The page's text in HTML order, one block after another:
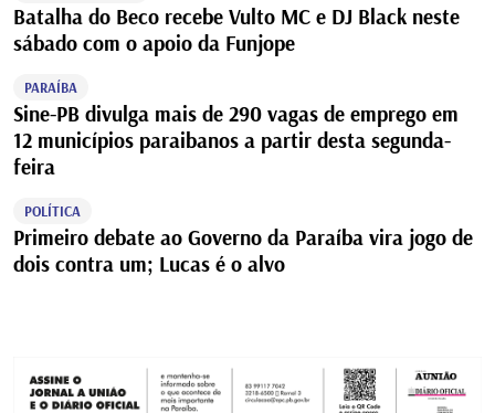
Batalha do Beco recebe Vulto MC e DJ Black neste
sábado com o apoio da Funjope
PARAÍBA
Sine-PB divulga mais de 290 vagas de emprego em
12 municípios paraibanos a partir desta segunda-
feira
POLÍTICA
Primeiro debate ao Governo da Paraíba vira jogo de
dois contra um; Lucas é o alvo